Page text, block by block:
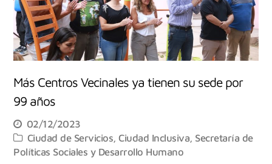
Más Centros Vecinales ya tienen su sede por
99 años
02/12/2023
Ciudad de Servicios,Ciudad Inclusiva, Secretaría de
Políticas Sociales y Desarrollo Humano